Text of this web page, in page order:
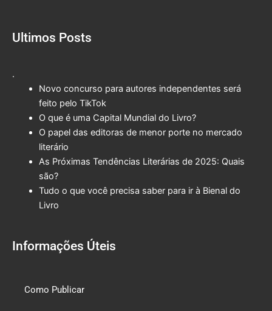
Ultimos Posts
.
Novo concurso para autores independentes será
feito pelo TikTok
O que é uma Capital Mundial do Livro?
O papel das editoras de menor porte no mercado
literário
As Próximas Tendências Literárias de 2025: Quais
são?
Tudo o que você precisa saber para ir à Bienal do
Livro
Informações Úteis
Como Publicar